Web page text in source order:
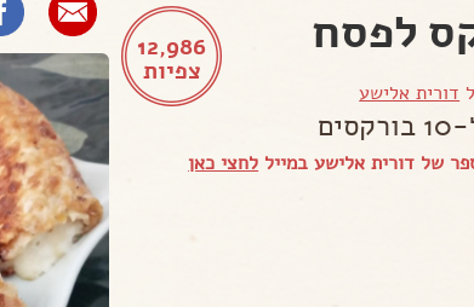
12,986
צפיות
לפסח
דורית אלישע
של דורית אלישע במייל לחצי כאן